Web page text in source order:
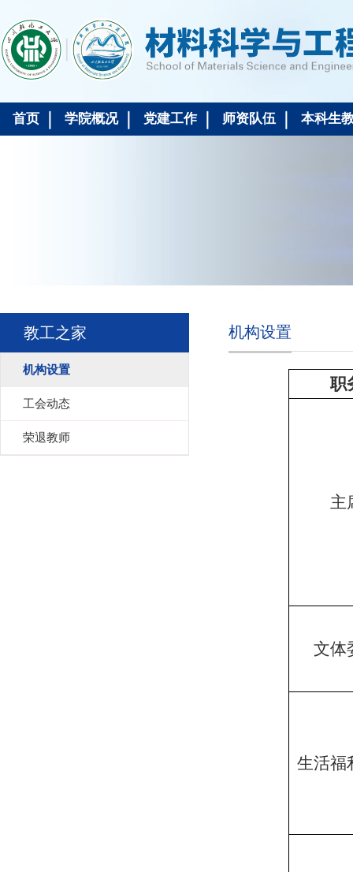
首页 学院概况 党建工作 师资队伍 本科生
教工之家
机构设置
工会动态
荣退教师
机构设置
职
主
文体
生活福